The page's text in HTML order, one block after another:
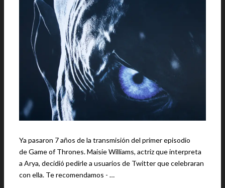
Ya pasaron 7 años de la transmisión del primer episodio
de Game of Thrones. Maisie Williams, actriz que interpreta
a Arya, decidió pedirle a usuarios de Twitter que celebraran
con ella. Te recomendamos - …